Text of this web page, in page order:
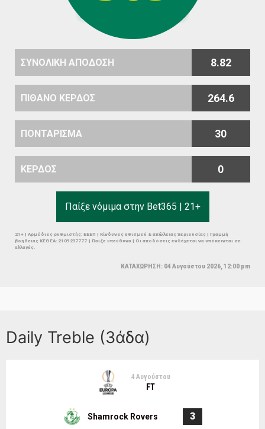
ΣΥΝΟΛΙΚΗ ΑΠΟΔΟΣΗ 8.82
ΠΙΘΑΝΟ ΚΕΡΔΟΣ 264.6
ΠΟΝΤΑΡΙΣΜΑ 30
ΚΕΡΔΟΣ 0
Παίξε νόμιμα στην Bet365 | 21+
21+ | Αρμόδιος ρυθμιστής: ΕΕΕΠ | Κίνδυνος εθισμού & απώλειας περιουσίας | Γραμμή
βοήθειας ΚΕΘΕΑ: 2109237777 | Παίξε υπεύθυνα | Οι αποδόσεις ενδέχεται να υπόκεινται σε
αλλαγές.
ΚΑΤΑΧΩΡΗΣΗ: 04 Αυγούστου 2026, 12:00 pm
Daily Treble (3άδα)
4 Αυγούστου
FT
Shamrock Rovers 3